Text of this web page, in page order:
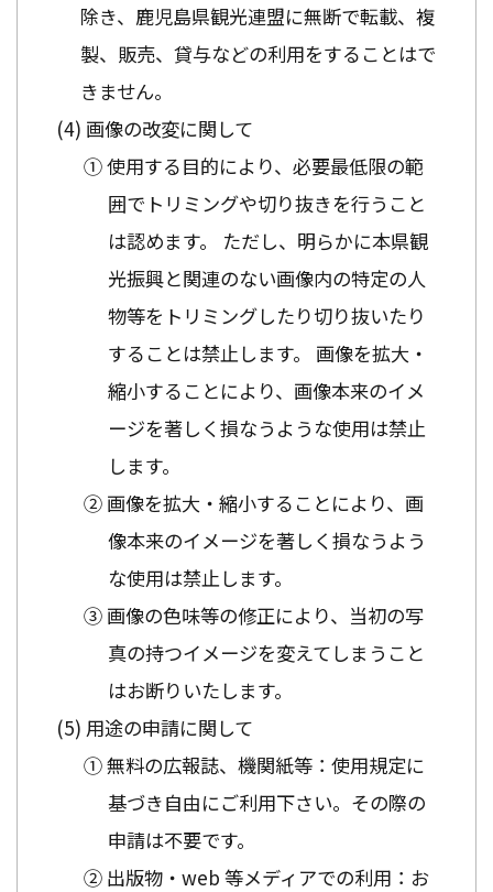
除き、鹿児島県観光連盟に無断で転載、複
製、販売、貸与などの利用をすることはで
きません。
画像の改変に関して
① 使用する目的により、必要最低限の範
囲でトリミングや切り抜きを行うこと
は認めます。 ただし、明らかに本県観
光振興と関連のない画像内の特定の人
物等をトリミングしたり切り抜いたり
することは禁止します。 画像を拡大・
縮小することにより、画像本来のイメ
ージを著しく損なうような使用は禁止
します。
② 画像を拡大・縮小することにより、画
像本来のイメージを著しく損なうよう
な使用は禁止します。
③ 画像の色味等の修正により、当初の写
真の持つイメージを変えてしまうこと
はお断りいたします。
用途の申請に関して
① 無料の広報誌、機関紙等：使用規定に
基づき自由にご利用下さい。その際の
申請は不要です。
② 出版物・web 等メディアでの利用：お